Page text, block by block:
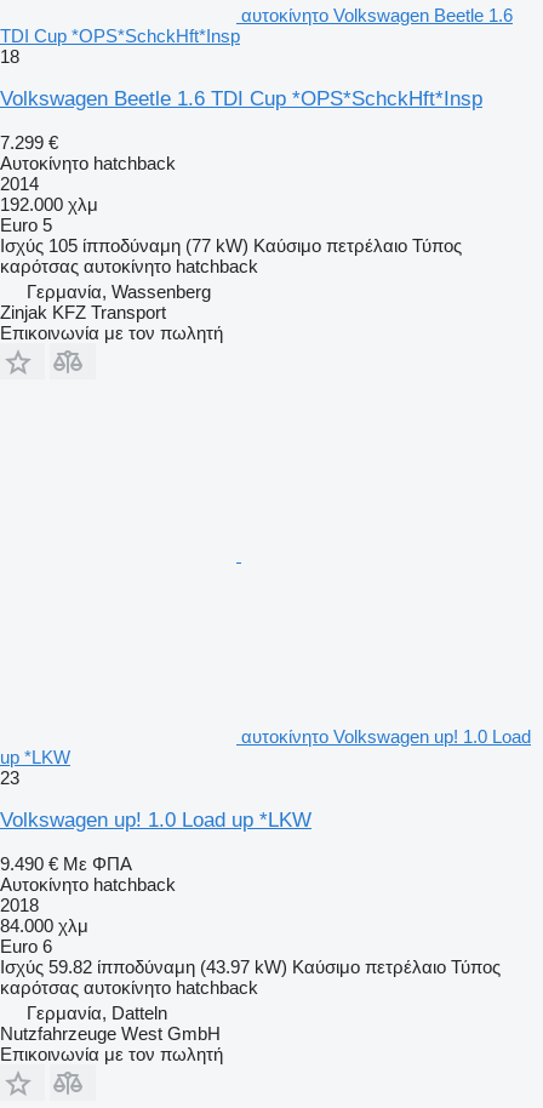
αυτοκίνητο Volkswagen Beetle 1.6
TDI Cup *OPS*SchckHft*Insp
18
Volkswagen Beetle 1.6 TDI Cup *OPS*SchckHft*Insp
7.299 €
Αυτοκίνητο hatchback
2014
192.000 χλμ
Euro 5
Ισχύς 105 ίπποδύναμη (77 kW) Καύσιμο πετρέλαιο Τύπος
καρότσας αυτοκίνητο hatchback
Γερμανία, Wassenberg
Zinjak KFZ Transport
Επικοινωνία με τον πωλητή
αυτοκίνητο Volkswagen up! 1.0 Load
up *LKW
23
Volkswagen up! 1.0 Load up *LKW
9.490 € Με ΦΠΑ
Αυτοκίνητο hatchback
2018
84.000 χλμ
Euro 6
Ισχύς 59.82 ίπποδύναμη (43.97 kW) Καύσιμο πετρέλαιο Τύπος
καρότσας αυτοκίνητο hatchback
Γερμανία, Datteln
Nutzfahrzeuge West GmbH
Επικοινωνία με τον πωλητή